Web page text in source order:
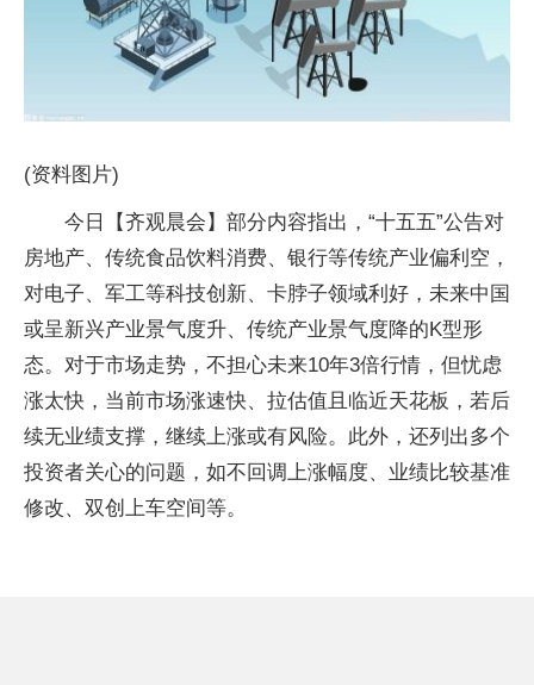
(资料图片)
今日【齐观晨会】部分内容指出，“十五五”公告对
房地产、传统食品饮料消费、银行等传统产业偏利空，
对电子、军工等科技创新、卡脖子领域利好，未来中国
或呈新兴产业景气度升、传统产业景气度降的K型形
态。对于市场走势，不担心未来10年3倍行情，但忧虑
涨太快，当前市场涨速快、拉估值且临近天花板，若后
续无业绩支撑，继续上涨或有风险。此外，还列出多个
投资者关心的问题，如不回调上涨幅度、业绩比较基准
修改、双创上车空间等。